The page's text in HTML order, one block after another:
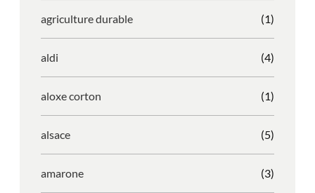
agriculture durable (1)
aldi (4)
aloxe corton (1)
alsace (5)
amarone (3)